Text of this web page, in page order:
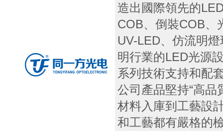
造出國際領先的
COB、倒裝COB、
UV-LED、仿流明
明行業的LED光源
系列技術支持和配
公司產品堅持“高品
材料入庫到工藝設
和工藝都有嚴格的